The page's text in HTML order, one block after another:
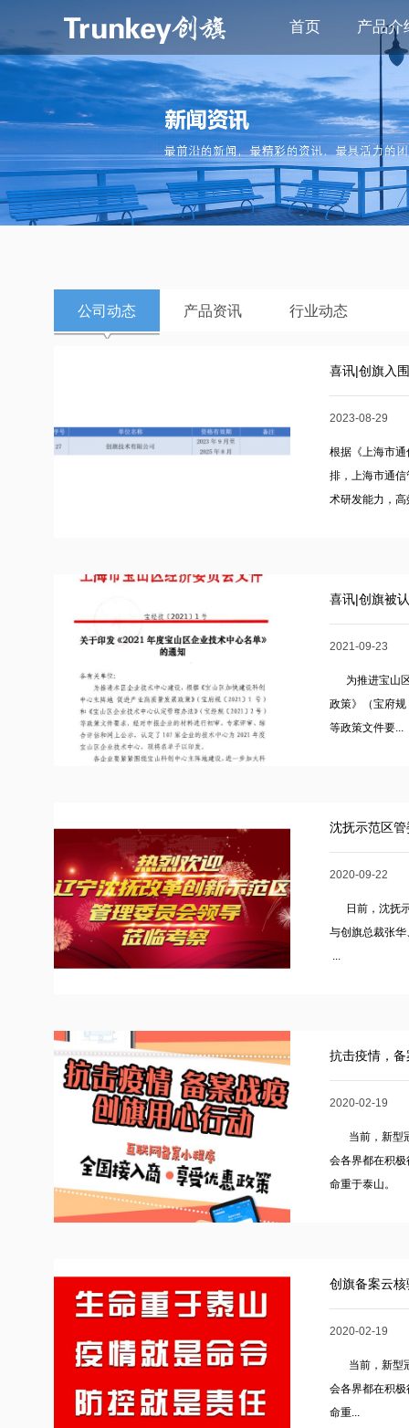
首页 产品介
公司动态 产品资讯 行业动态
喜讯|创旗入
2023-08-29
根据《上海市
排，上海市通
术研发能力，
喜讯|创旗被
2021-09-23
为推进宝山区
政策》（宝府
等政策文件要...
沈抚示范区
2020-09-22
日前，沈抚示
与创旗总裁张
...
抗击疫情，
2020-02-19
当前，新型冠
会各界都在积
命重于泰
创旗备案云
2020-02-19
当前，新型冠
会各界都在积
命重...